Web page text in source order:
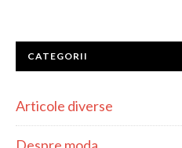
CATEGORII
Articole diverse